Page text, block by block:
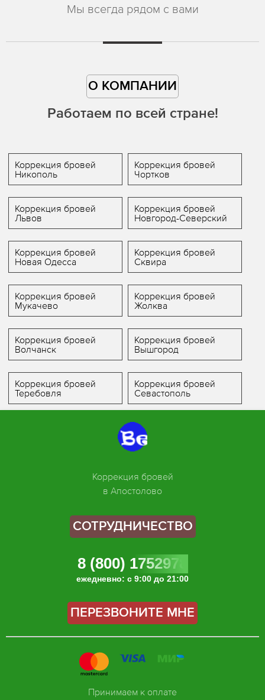
Мы всегда рядом с вами
О КОМПАНИИ
Работаем по всей стране!
Коррекция бровей
Никополь
Коррекция бровей
Чортков
Коррекция бровей
Львов
Коррекция бровей
Новгород-Северский
Коррекция бровей
Новая Одесса
Коррекция бровей
Сквира
Коррекция бровей
Мукачево
Коррекция бровей
Жолква
Коррекция бровей
Волчанск
Коррекция бровей
Вышгород
Коррекция бровей
Теребовля
Коррекция бровей
Севастополь
Коррекция бровей
в Апостолово
СОТРУДНИЧЕСТВО
8 (800) 1752978
ежедневно: с 9:00 до 21:00
ПЕРЕЗВОНИТЕ МНЕ
Принимаем к оплате